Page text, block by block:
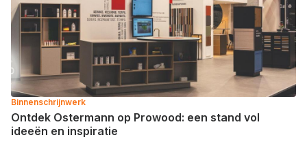
Binnenschrijnwerk
Ontdek Ostermann op Prowood: een stand vol
ideeën en inspiratie